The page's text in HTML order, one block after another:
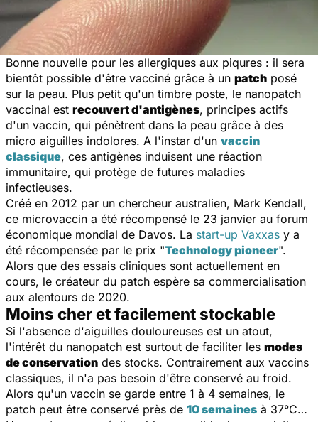
Bonne nouvelle pour les allergiques aux piqures : il sera
bientôt possible d'être vacciné grâce à un patch posé
sur la peau. Plus petit qu'un timbre poste, le nanopatch
vaccinal est recouvert d'antigènes, principes actifs
d'un vaccin, qui pénètrent dans la peau grâce à des
micro aiguilles indolores. A l'instar d'un vaccin
classique, ces antigènes induisent une réaction
immunitaire, qui protège de futures maladies
infectieuses.
Créé en 2012 par un chercheur australien, Mark Kendall,
ce microvaccin a été récompensé le 23 janvier au forum
économique mondial de Davos. La start-up Vaxxas y a
été récompensée par le prix "Technology pioneer".
Alors que des essais cliniques sont actuellement en
cours, le créateur du patch espère sa commercialisation
aux alentours de 2020.
Moins cher et facilement stockable
Si l'absence d'aiguilles douloureuses est un atout,
l'intérêt du nanopatch est surtout de faciliter les modes
de conservation des stocks. Contrairement aux vaccins
classiques, il n'a pas besoin d'être conservé au froid.
Alors qu'un vaccin se garde entre 1 à 4 semaines, le
patch peut être conservé près de 10 semaines à 37°C…